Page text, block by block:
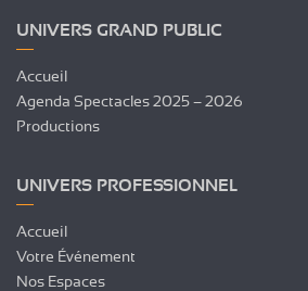
UNIVERS GRAND PUBLIC
Accueil
Agenda Spectacles 2025 – 2026
Productions
UNIVERS PROFESSIONNEL
Accueil
Votre Événement
Nos Espaces